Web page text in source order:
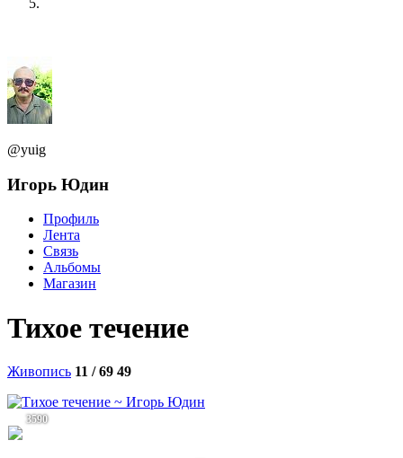
@yuig
Игорь Юдин
Профиль
Лента
Связь
Альбомы
Магазин
Тихое течение
Живопись 11 / 69 49
3590